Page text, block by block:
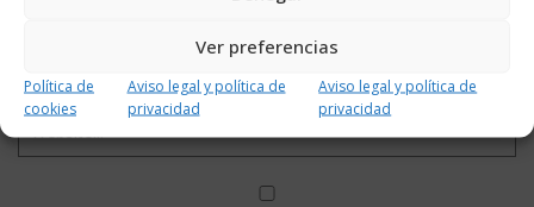
Ver preferencias
Política de
cookies
Aviso legal y política de
privacidad
Aviso legal y política de
privacidad